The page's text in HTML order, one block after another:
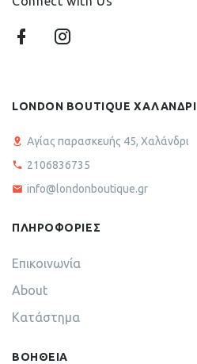
LONDON BOUTIQUE ΧΑΛΑΝΔΡΙ
Αγίας παρασκευής 45, Χαλάνδρι
2106836735
info@londonboutique.gr
ΠΛΗΡΟΦΟΡΙΕΣ
Επικοινωνία
About
Κατάστημα
ΒΟΗΘΕΙΑ